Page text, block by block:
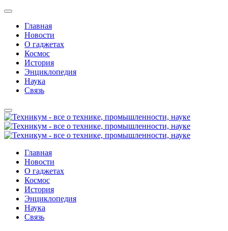
Главная
Новости
О гаджетах
Космос
История
Энциклопедия
Наука
Связь
Главная
Новости
О гаджетах
Космос
История
Энциклопедия
Наука
Связь